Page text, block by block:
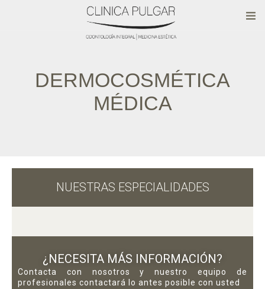
DERMOCOSMÉTICA
MÉDICA
NUESTRAS ESPECIALIDADES
¿NECESITA MÁS INFORMACIÓN?
Contacta con nosotros y nuestro equipo de
profesionales contactará lo antes posible con usted